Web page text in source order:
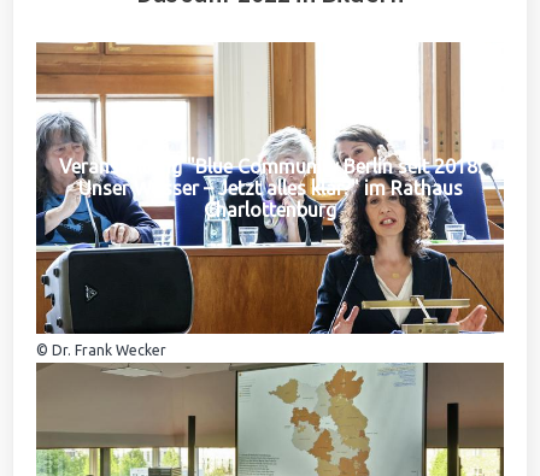
Veranstaltung "Blue Community Berlin seit 2018:
Unser Wasser – Jetzt alles klar?" im Rathaus
Charlottenburg
© Dr. Frank Wecker